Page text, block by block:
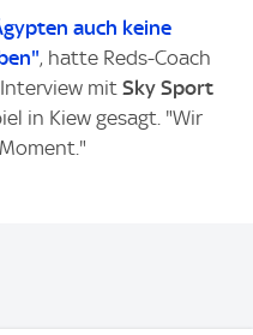
auch keine
, hatte Reds-Coach
mit Sky Sport
in Kiew gesagt. "Wir